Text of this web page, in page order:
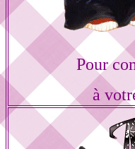
Pour
à